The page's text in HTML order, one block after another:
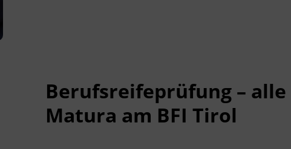
Berufsreifeprüfung –
Matura am BFI Tirol